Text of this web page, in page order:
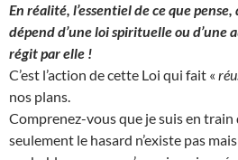
En réalité, l’essentiel de ce que
dépend d’une loi spirituelle ou
régit par elle !
C’est l’action de cette Loi qui fait «
nos plans.
Comprenez-vous que je suis en train
seulement le hasard n’existe pas